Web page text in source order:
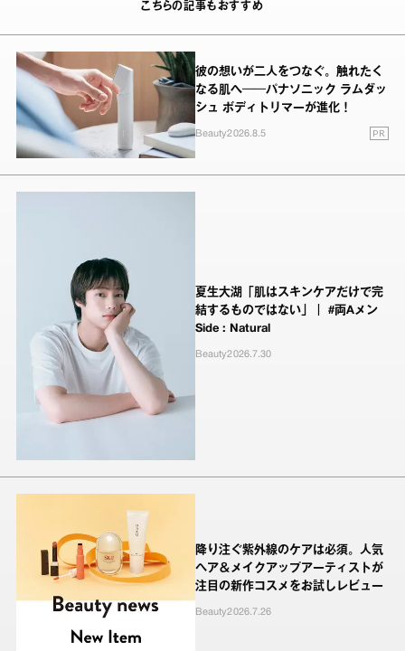
こちらの記事もおすすめ
彼の想いが二人をつなぐ。触れたく
なる肌へ──パナソニック ラムダッ
シュ ボディトリマーが進化！
Beauty2026.8.5 PR
夏生大湖「肌はスキンケアだけで完
結するものではない」｜ #両Aメン
Side : Natural
Beauty2026.7.30
降り注ぐ紫外線のケアは必須。人気
ヘア＆メイクアップアーティストが
注目の新作コスメをお試しレビュー
Beauty2026.7.26